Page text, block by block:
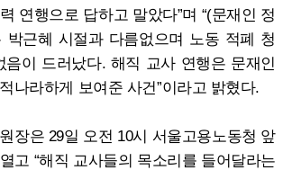
연행으로 답하고 말았다”며 “(문재인 정
박근혜 시절과 다름없으며 노동 적폐 청
이 드러났다. 해직 교사 연행은 문재인
나라하게 보여준 사건”이라고 밝혔다.
장은 29일 오전 10시 서울고용노동청 앞
고 “해직 교사들의 목소리를 들어달라는